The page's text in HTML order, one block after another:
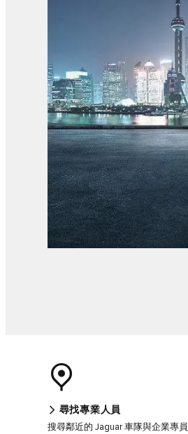
尋找專業人員
搜尋鄰近的 Jaguar 車隊與企業專員